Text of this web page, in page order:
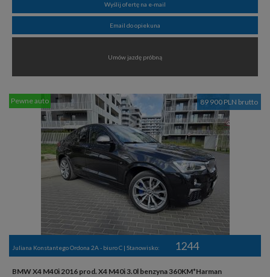
Wyślij ofertę na e-mail
Email do opiekuna
Umów jazdę próbną
89 900 PLN brutto
Pewne auto
Juliana Konstantego Ordona 2A - biuro C | Stanowisko: 1244
BMW X4 M40i 2016 prod. X4 M40i 3.0l benzyna 360KM*Harman